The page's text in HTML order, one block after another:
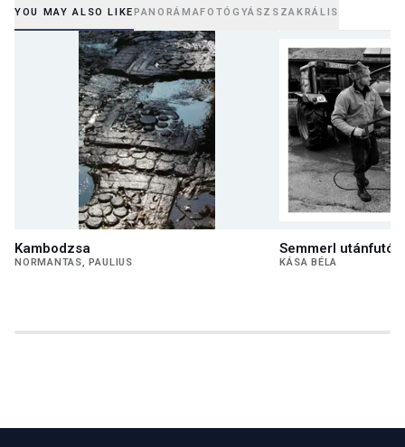
YOU MAY ALSO LIKEPANORÁMAFOTÓ GYÁSZ SZAKRÁLIS
Kambodzsa
NORMANTAS, PAULIUS
Semmerl utánfutót
KÁSA BÉLA